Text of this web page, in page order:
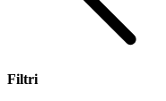
Filtri